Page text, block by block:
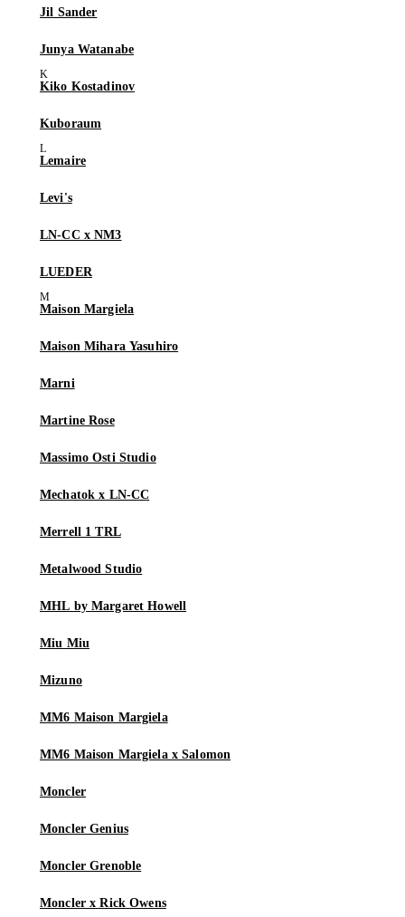
Jil Sander
Junya Watanabe
Kiko Kostadinov
Kuboraum
Lemaire
Levi's
LN-CC x NM3
LUEDER
Maison Margiela
Maison Mihara Yasuhiro
Marni
Martine Rose
Massimo Osti Studio
Mechatok x LN-CC
Merrell 1 TRL
Metalwood Studio
MHL by Margaret Howell
Miu Miu
Mizuno
MM6 Maison Margiela
MM6 Maison Margiela x Salomon
Moncler
Moncler Genius
Moncler Grenoble
Moncler x Rick Owens